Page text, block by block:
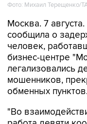
Фото: Михаил Терещенко/
Москва. 7
сообщила о
человек,
бизнес-центре
легализовались
мошенников,
обменных
"Во